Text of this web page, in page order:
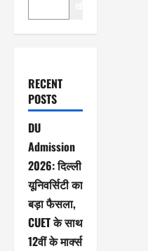
RECENT
POSTS
DU
Admission
2026: दिल्ली
यूनिवर्सिटी का
बड़ा फैसला,
CUET के साथ
12वीं के मार्क्स